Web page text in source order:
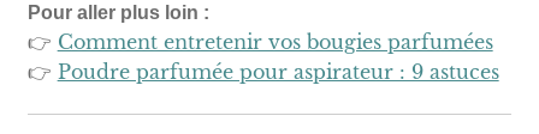
Pour aller plus loin :
👉 Comment entretenir vos bougies parfumées
👉 Poudre parfumée pour aspirateur : 9 astuces